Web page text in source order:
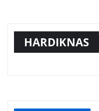
HARDIKNAS